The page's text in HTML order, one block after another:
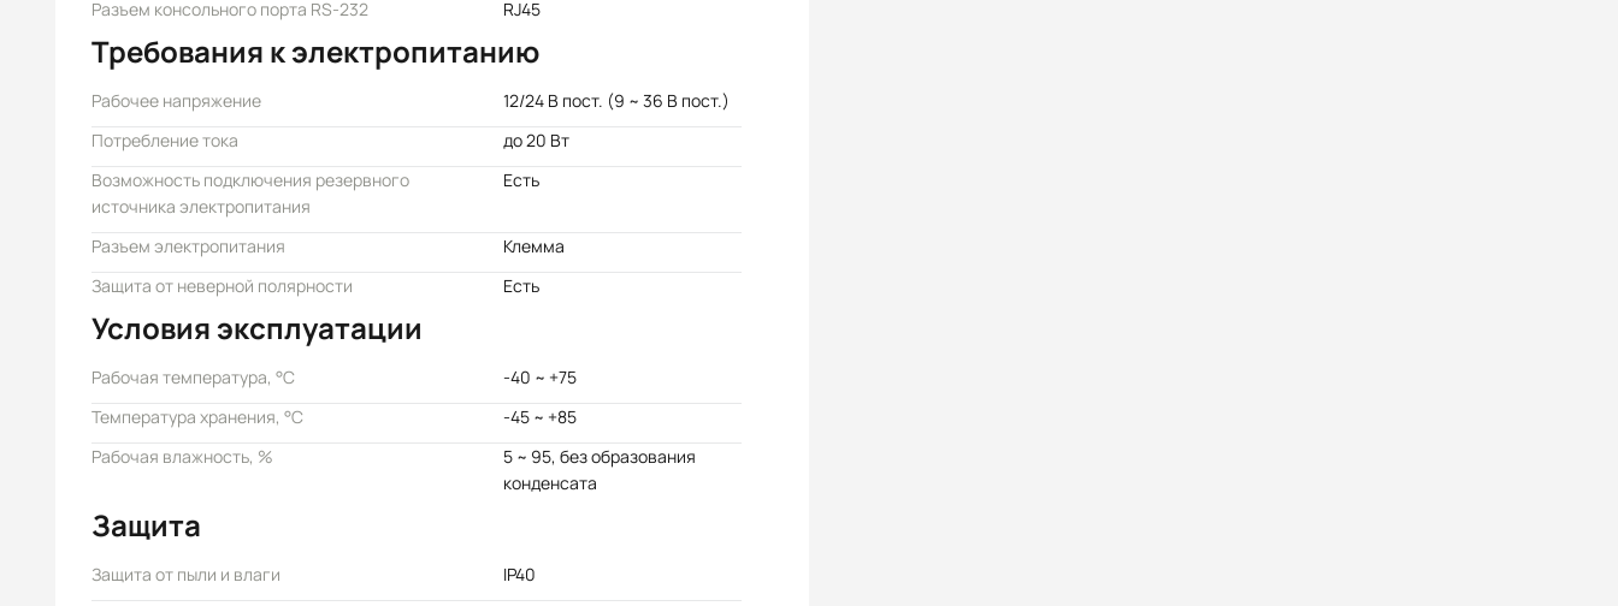
Разъем консольного порта RS-232
RJ45
Требования к электропитанию
Рабочее напряжение
12/24 В пост. (9 ~ 36 В пост.)
Потребление тока
до 20 Вт
Возможность подключения резервного
источника электропитания
Есть
Разъем электропитания
Клемма
Защита от неверной полярности
Есть
Условия эксплуатации
Рабочая температура, °C
-40 ~ +75
Температура хранения, °C
-45 ~ +85
Рабочая влажность, %
5 ~ 95, без образования
конденсата
Защита
Защита от пыли и влаги
IP40